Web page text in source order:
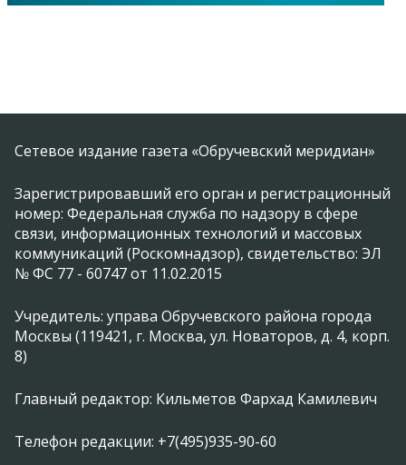
Сетевое издание газета «Обручевский меридиан»
Зарегистрировавший его орган и регистрационный
номер: Федеральная служба по надзору в сфере
связи, информационных технологий и массовых
коммуникаций (Роскомнадзор), свидетельство: ЭЛ
№ ФС 77 - 60747 от 11.02.2015
Учредитель: управа Обручевского района города
Москвы (119421, г. Москва, ул. Новаторов, д. 4, корп.
8)
Главный редактор: Кильметов Фархад Камилевич
Телефон редакции: +7(495)935-90-60